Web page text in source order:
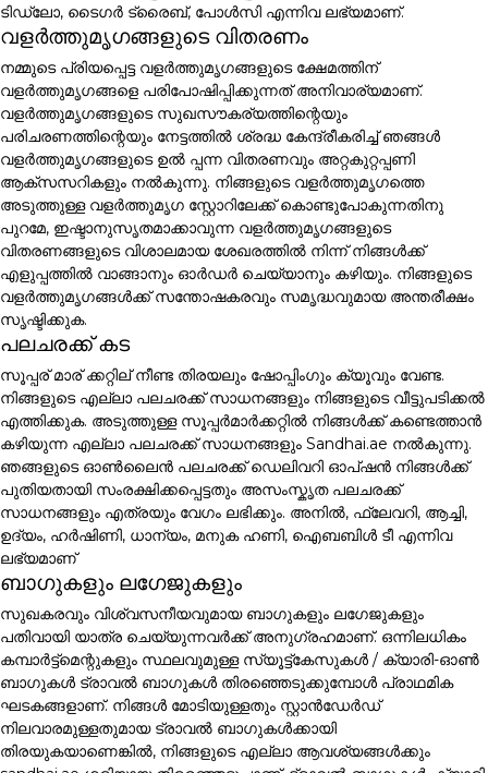
ടിഡ്ലോ, ടൈഗർ ട്രൈബ്, പോൾസി എന്നിവ ലഭ്യമാണ്.
വളർത്തുമൃഗങ്ങളുടെ വിതരണം
നമ്മുടെ പ്രിയപ്പെട്ട വളർത്തുമൃഗങ്ങളുടെ ക്ഷേമത്തിന്
വളർത്തുമൃഗങ്ങളെ പരിപോഷിപ്പിക്കുന്നത് അനിവാര്യമാണ്.
വളർത്തുമൃഗങ്ങളുടെ സുഖസൗകര്യത്തിന്റെയും
പരിചരണത്തിന്റെയും നേട്ടത്തിൽ ശ്രദ്ധ കേന്ദ്രീകരിച്ച് ഞങ്ങൾ
വളർത്തുമൃഗങ്ങളുടെ ഉൽ പ്പന്ന വിതരണവും അറ്റകുറ്റപ്പണി
ആക്സസറികളും നൽകുന്നു. നിങ്ങളുടെ വളർത്തുമൃഗത്തെ
അടുത്തുള്ള വളർത്തുമൃഗ സ്റ്റോറിലേക്ക് കൊണ്ടുപോകുന്നതിനു
പുറമേ, ഇഷ്ടാനുസൃതമാക്കാവുന്ന വളർത്തുമൃഗങ്ങളുടെ
വിതരണങ്ങളുടെ വിശാലമായ ശേഖരത്തിൽ നിന്ന് നിങ്ങൾക്ക്
എളുപ്പത്തിൽ വാങ്ങാനും ഓർഡർ ചെയ്യാനും കഴിയും. നിങ്ങളുടെ
വളർത്തുമൃഗങ്ങൾക്ക് സന്തോഷകരവും സമൃദ്ധവുമായ അന്തരീക്ഷം
സൃഷ്ടിക്കുക.
പലചരക്ക് കട
സൂപ്പര് മാര് ക്കറ്റില് നീണ്ട തിരയലും ഷോപ്പിംഗും ക്യൂവും വേണ്ട.
നിങ്ങളുടെ എല്ലാ പലചരക്ക് സാധനങ്ങളും നിങ്ങളുടെ വീട്ടുപടിക്കൽ
എത്തിക്കുക. അടുത്തുള്ള സൂപ്പർമാർക്കറ്റിൽ നിങ്ങൾക്ക് കണ്ടെത്താൻ
കഴിയുന്ന എല്ലാ പലചരക്ക് സാധനങ്ങളും Sandhai.ae നൽകുന്നു.
ഞങ്ങളുടെ ഓൺലൈൻ പലചരക്ക് ഡെലിവറി ഓപ്ഷൻ നിങ്ങൾക്ക്
പുതിയതായി സംരക്ഷിക്കപ്പെട്ടതും അസംസ്കൃത പലചരക്ക്
സാധനങ്ങളും എത്രയും വേഗം ലഭിക്കും. അനിൽ, ഫ്ലേവറി, ആച്ചി,
ഉദ്യം, ഹർഷിണി, ധാന്യം, മനുക ഹണി, ഐബബിൾ ടീ എന്നിവ
ലഭ്യമാണ്
ബാഗുകളും ലഗേജുകളും
സുഖകരവും വിശ്വസനീയവുമായ ബാഗുകളും ലഗേജുകളും
പതിവായി യാത്ര ചെയ്യുന്നവർക്ക് അനുഗ്രഹമാണ്. ഒന്നിലധികം
കമ്പാർട്ട്മെന്റുകളും സ്ഥലവുമുള്ള സ്യൂട്ട്കേസുകൾ / ക്യാരി-ഓൺ
ബാഗുകൾ ട്രാവൽ ബാഗുകൾ തിരഞ്ഞെടുക്കുമ്പോൾ പ്രാഥമിക
ഘടകങ്ങളാണ്. നിങ്ങൾ മോടിയുള്ളതും സ്റ്റാൻഡേർഡ്
നിലവാരമുള്ളതുമായ ട്രാവൽ ബാഗുകൾക്കായി
തിരയുകയാണെങ്കിൽ, നിങ്ങളുടെ എല്ലാ ആവശ്യങ്ങൾക്കും